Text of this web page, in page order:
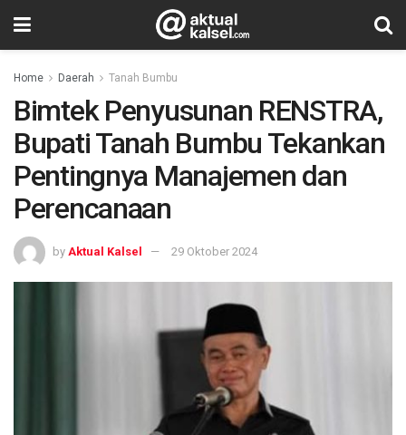
Home Daerah Tanah Bumbu
Bimtek Penyusunan RENSTRA,
Bupati Tanah Bumbu Tekankan
Pentingnya Manajemen dan
Perencanaan
by Aktual Kalsel 29 Oktober 2024